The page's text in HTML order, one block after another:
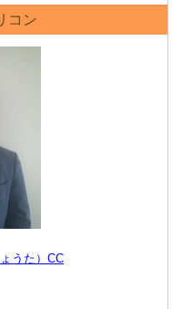
コン
うた）CC